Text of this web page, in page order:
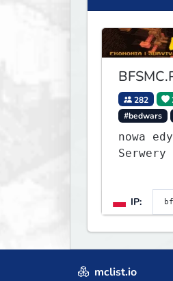
282
#bedwars
nowa
kitpvp
IP:
mclist.io